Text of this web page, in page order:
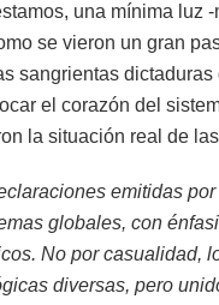
una mínima luz
se vieron un gran
sangrientas
el corazón del
la situación real de
emitidas
globales, con
No por casualidad,
diversas, pero